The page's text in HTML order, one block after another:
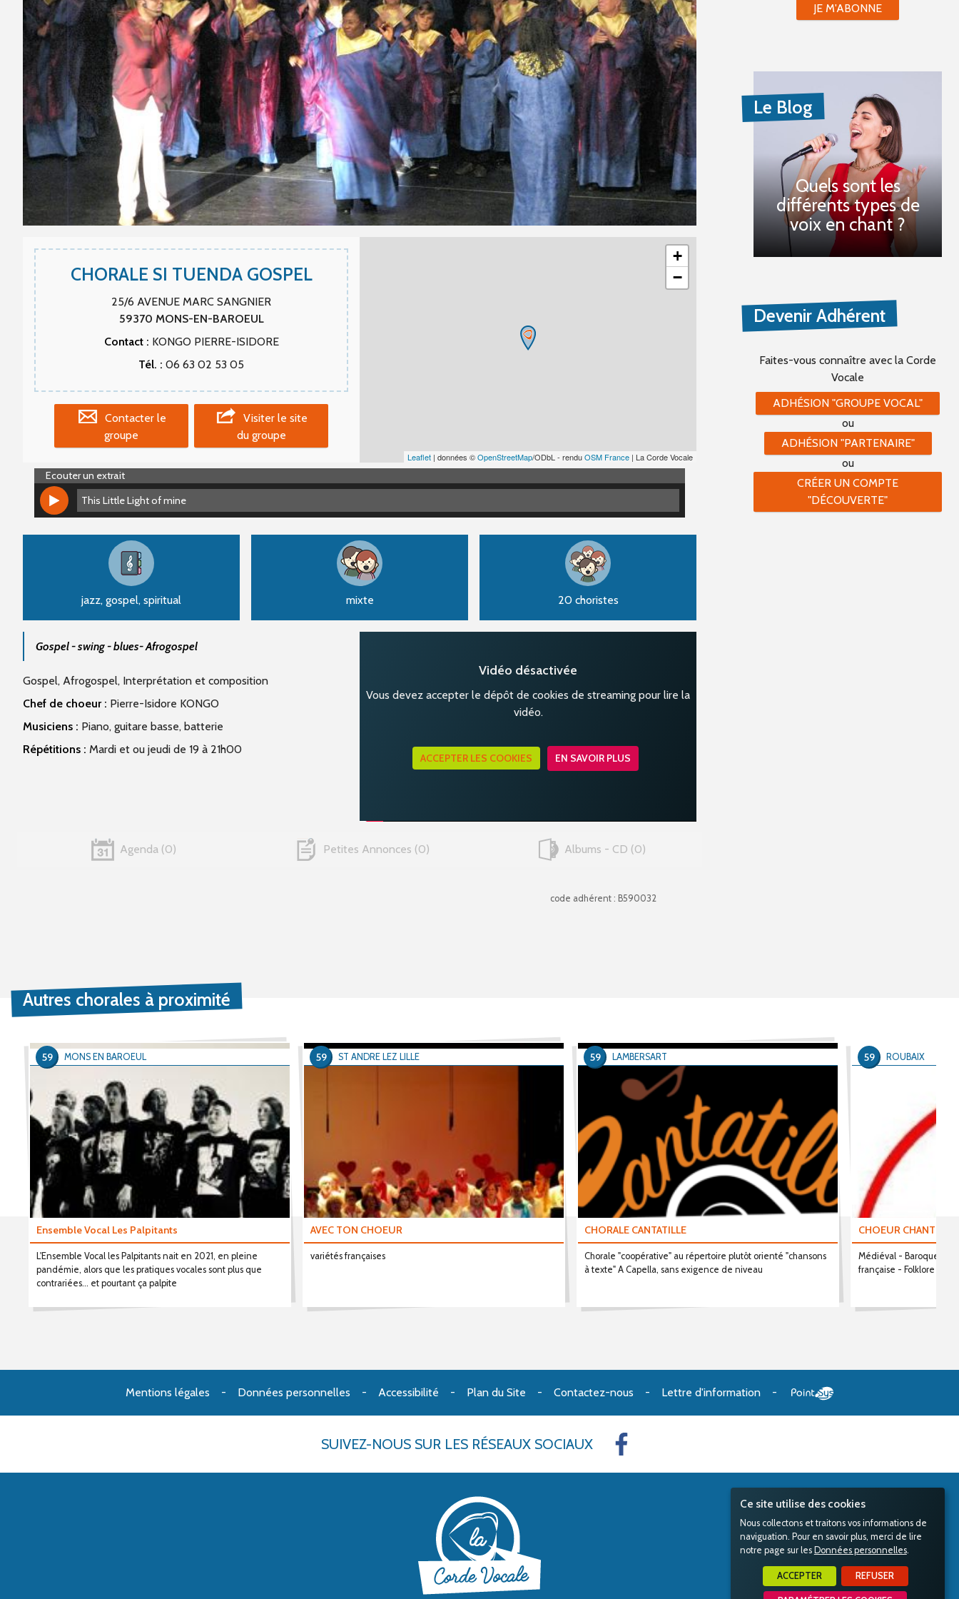
Ce site utilise des cookies
Nous collectons et traitons vos informations de
naviguation. Pour en savoir plus, merci de lire
notre page sur les Données personnelles.
ACCEPTER REFUSER
CHORALE SI TUENDA GOSPEL
25/6 AVENUE MARC SANGNIER
59370 MONS-EN-BAROEUL
Contact : KONGO PIERRE-ISIDORE
Tél. : 06 63 02 53 05
Contacter le
groupe
Visiter le site
du groupe
+
−
Leaflet | données ©OpenStreetMap/ODbL - renduOSM France | La Corde Vocale
Ecouter un extrait
This Little Light of mine
This Little Light of mine
jazz, gospel, spiritual mixte 20 choristes
Vidéo désactivée
Vous devez accepter le dépôt de cookies de streaming pour lire la
vidéo.
ACCEPTER LES COOKIES EN SAVOIR PLUS
Gospel - swing - blues- Afrogospel
Gospel, Afrogospel, Interprétation et composition
Chef de choeur : Pierre-Isidore KONGO
Musiciens : Piano, guitare basse, batterie
Répétitions : Mardi et ou jeudi de 19 à 21h00
Agenda 0 Petites Annonces 0 Albums - CD 0
code adhérent : B590032
JE M'ABONNE
Le Blog
Quels sont les
différents types de
voix en chant ?
Devenir Adhérent
Faites-vous connaître avec la Corde
Vocale
ADHÉSION "GROUPE VOCAL"
ou
ADHÉSION "PARTENAIRE"
ou
CRÉER UN COMPTE
"DÉCOUVERTE"
Autres chorales à proximité
Ensemble Vocal Les Palpitants
L'Ensemble Vocal les Palpitants nait en 2021, en pleine
pandémie, alors que les pratiques vocales sont plus que
contrariées... et pourtant ça palpite
MONS EN BAROEUL
59
AVEC TON CHOEUR
variétés françaises
ST ANDRE LEZ LILLE
59
CHORALE CANTATILLE
Chorale "coopérative" au répertoire plutôt orienté "chansons
à texte" A Capella, sans exigence de niveau
LAMBERSART
59
CHOEUR CHANTE-
Médiéval - Baroque -
française - Folklore
ROUBAIX
59
Mentions légales Données personnelles Accessibilité Plan du Site Contactez-nous Lettre d'information
SUIVEZ-NOUS SUR LES RÉSEAUX SOCIAUX